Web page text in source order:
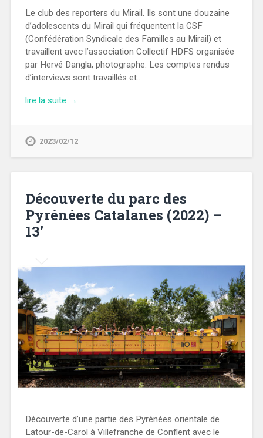
Le club des reporters du Mirail. Ils sont une douzaine
d’adolescents du Mirail qui fréquentent la CSF
(Confédération Syndicale des Familles au Mirail) et
travaillent avec l’association Collectif HDFS organisée
par Hervé Dangla, photographe. Les comptes rendus
d’interviews sont travaillés et…
lire la suite →
2023/02/12
Découverte du parc des
Pyrénées Catalanes (2022) –
13′
Découverte d’une partie des Pyrénées orientale de
Latour-de-Carol à Villefranche de Conflent avec le